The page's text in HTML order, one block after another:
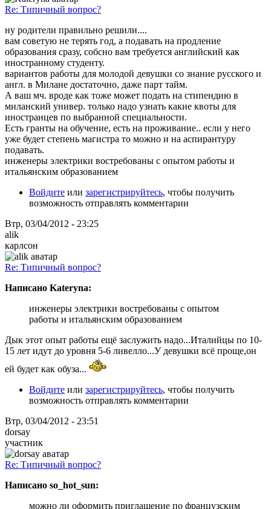
Re: Типичный вопрос?
ну родители правильно решили....
вам советую не терять год, а подавать на продление
образования сразу, собсно вам требуется английский как
иностранному студенту.
вариантов работы для молодой девушки со знание русского и
англ. в Милане достаточно, даже парт тайм.
А ваш мч. вроде как тоже может подать на стипендию в
миланский универ. только надо узнать какие квоты для
иностранцев по выбранной специальности.
Есть гранты на обучение, есть на проживание.. если у него
уже будет степень магистра то можно и на аспирантуру
подавать.
инженеры электрики востребованы с опытом работы и
итальянским образованием
Войдите или зарегистрируйтесь, чтобы получить
возможность отправлять комментарии
Втр, 03/04/2012 - 23:25
alik
карлсон
Re: Типичный вопрос?
Написано Kateryna:
инженеры электрики востребованы с опытом
работы и итальянским образованием
Дык этот опыт работы ещё заслужить надо...Италийцы по 10-
15 лет идут до уровня 5-6 ливелло...У девушки всё проще,он
ей будет как обуза...
Войдите или зарегистрируйтесь, чтобы получить
возможность отправлять комментарии
Втр, 03/04/2012 - 23:51
dorsay
участник
Re: Типичный вопрос?
Написано so_hot_sun:
можно ли оформить приглашение по французским